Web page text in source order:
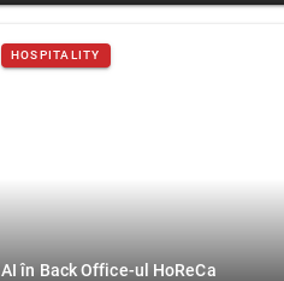
HOSPITALITY
AI în Back Office-ul HoReCa